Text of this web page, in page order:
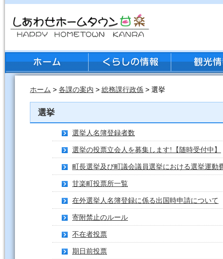
ホーム > 各課の案内 > 総務課行政係 > 選挙
選挙
選挙人名簿登録者数
選挙の投票立会人を募集します!【随時受付中】
町長選挙及び町議会議員選挙における選挙運動
甘楽町投票所一覧
在外選挙人名簿登録に係る出国時申請について
寄附禁止のルール
不在者投票
期日前投票